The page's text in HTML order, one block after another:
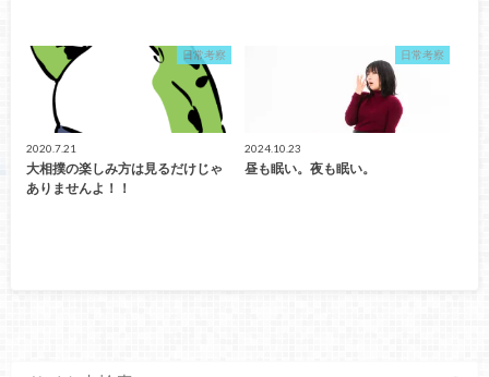
日常考察
2020.7.21
大相撲の楽しみ方は見るだけじゃ
ありませんよ！！
日常考察
2024.10.23
昼も眠い。夜も眠い。